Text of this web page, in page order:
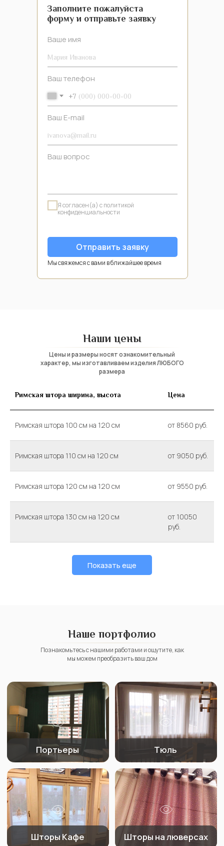
Заполните пожалуйста
форму и отправьте заявку
Мы свяжемся с вами в ближайшее время
Ваше имя
Ваш телефон
+7
Ваш E-mail
Ваш вопрос
Я согласен(а) с политикой
конфиденциальности
Отправить заявку
Наши цены
Цены и размеры носят ознакомительный
характер, мы изготавливаем изделия ЛЮБОГО
размера
Римская штора ширина, высота Цена
Римская штора 100 см на 120 см от 8560 руб.
Римская штора 110 см на 120 см от 9050 руб.
Римская штора 120 см на 120 см от 9550 руб.
Римская штора 130 см на 120 см
от 10050
руб.
Показать еще
Наше портфолио
Познакомьтесь с нашими работами и ощутите, как
мы можем преобразить ваш дом
Подъемные шторы Рулонные шторы